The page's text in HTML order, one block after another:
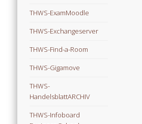
THWS-ExamMoodle
THWS-Exchangeserver
THWS-Find-a-Room
THWS-Gigamove
THWS-
HandelsblattARCHIV
THWS-Infoboard